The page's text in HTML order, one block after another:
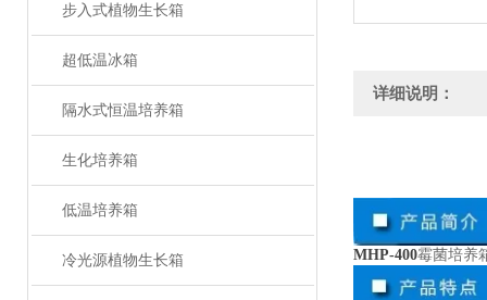
步入式植物生长箱
超低温冰箱
隔水式恒温培养箱
生化培养箱
低温培养箱
冷光源植物生长箱
详细说明：
MHP-400霉菌培养